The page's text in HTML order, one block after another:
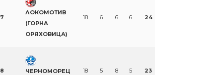
7
ЛОКОМОТИВ
(ГОРНА
ОРЯХОВИЦА)
18 6 6 6 24
8
ЧЕРНОМОРЕЦ
18 5 8 5 23